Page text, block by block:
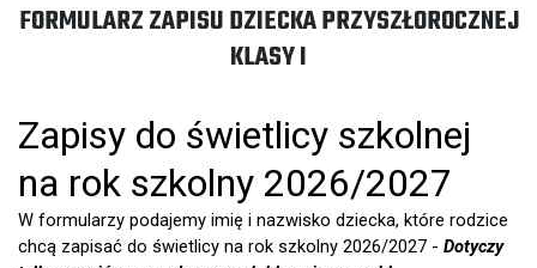
FORMULARZ ZAPISU DZIECKA PRZYSZŁOROCZNEJ
KLASY I